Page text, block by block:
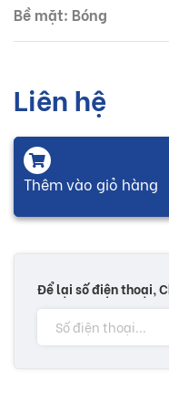
Bề mặt: Bóng
Liên hệ
Thêm vào giỏ hàng
Để lại số điện thoại,